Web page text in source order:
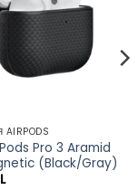
Pro 3 Aramid
(Black/Gray)